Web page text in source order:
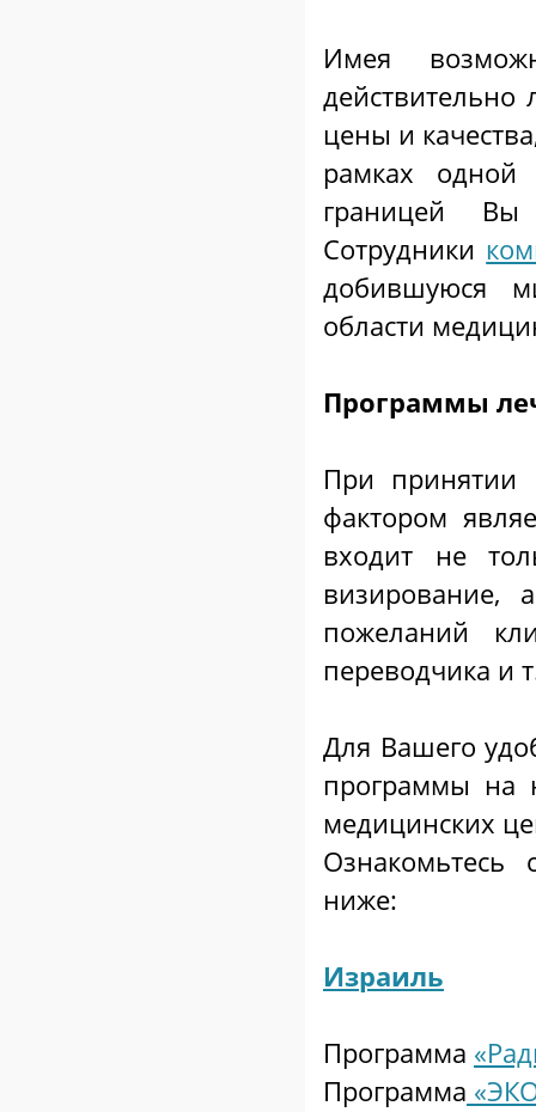
Имея
цены и
рамках
границей Вы
Сотрудники
добившуюся
области
Программы
При принятии
фактором
входит не
визирование,
пожеланий
переводчика и
Для Вашего
программы на
медицинских
ниже:
Израиль
Программа
Программа